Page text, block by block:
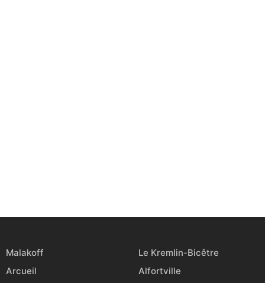
Malakoff
Le Kremlin-Bicêtre
Arcueil
Alfortville